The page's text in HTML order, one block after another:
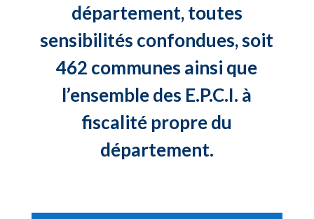
département, toutes
sensibilités confondues, soit
462 communes ainsi que
l’ensemble des E.P.C.I. à
fiscalité propre du
département.